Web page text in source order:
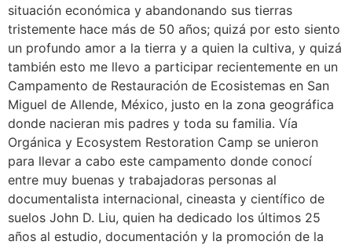
situación económica y abandonando sus tierras
tristemente hace más de 50 años; quizá por esto siento
un profundo amor a la tierra y a quien la cultiva, y quizá
también esto me llevo a participar recientemente en un
Campamento de Restauración de Ecosistemas en San
Miguel de Allende, México, justo en la zona geográfica
donde nacieran mis padres y toda su familia. Vía
Orgánica y Ecosystem Restoration Camp se unieron
para llevar a cabo este campamento donde conocí
entre muy buenas y trabajadoras personas al
documentalista internacional, cineasta y científico de
suelos John D. Liu, quien ha dedicado los últimos 25
años al estudio, documentación y la promoción de la